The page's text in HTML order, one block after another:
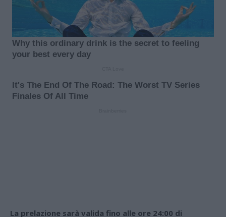
La prelazione sarà valida fino alle ore 24:00 di